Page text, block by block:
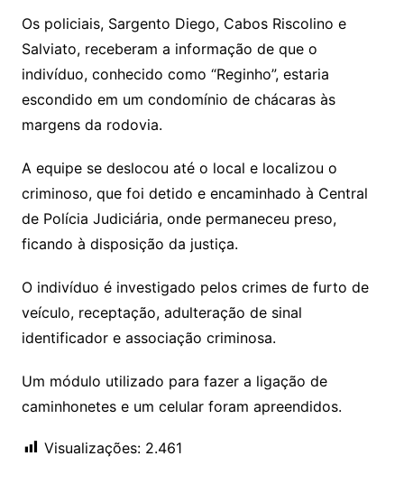
Os policiais, Sargento Diego, Cabos Riscolino e
Salviato, receberam a informação de que o
indivíduo, conhecido como “Reginho”, estaria
escondido em um condomínio de chácaras às
margens da rodovia.
A equipe se deslocou até o local e localizou o
criminoso, que foi detido e encaminhado à Central
de Polícia Judiciária, onde permaneceu preso,
ficando à disposição da justiça.
O indivíduo é investigado pelos crimes de furto de
veículo, receptação, adulteração de sinal
identificador e associação criminosa.
Um módulo utilizado para fazer a ligação de
caminhonetes e um celular foram apreendidos.
Visualizações: 2.461